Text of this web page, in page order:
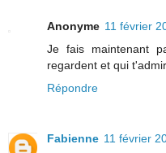
Anonyme 11 février
Je fais maintenant
regardent et qui
Répondre
Fabienne 11 février